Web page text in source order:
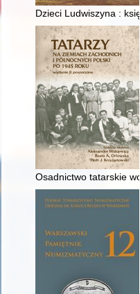
Dzieci Ludwiszyna :
Osadnictwo tatarskie